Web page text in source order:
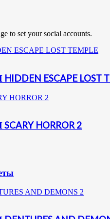
to set your social accounts.
ESCAPE LOST TEMPLE
ESCAPE LOST
HORROR 2
HORROR 2
AND DEMONS 2